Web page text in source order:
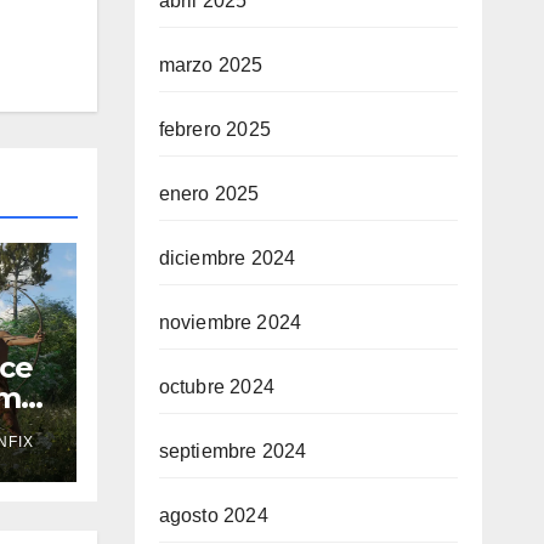
marzo 2025
febrero 2025
enero 2025
diciembre 2024
noviembre 2024
octubre 2024
septiembre 2024
agosto 2024